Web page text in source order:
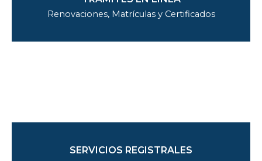
Renovaciones, Matrículas y Certificados
SERVICIOS REGISTRALES